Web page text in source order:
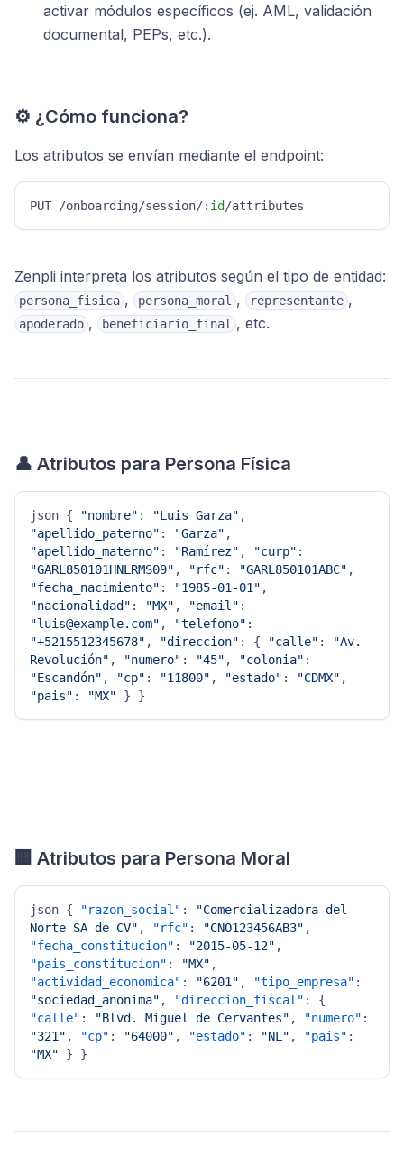
activar módulos específicos (ej. AML, validación
documental, PEPs, etc.).
⚙️ ¿Cómo funciona?
Los atributos se envían mediante el endpoint:
PUT /onboarding/session/: id /attributes
Zenpli interpreta los atributos según el tipo de entidad:
persona_fisica , persona_moral , representante ,
apoderado , beneficiario_final , etc.
👤 Atributos para Persona Física
json { "nombre" : "Luis Garza"
"apellido_paterno" : "Garza"
"apellido_materno" : "Ramírez" , "curp"
"GARL850101HNLRMS09" , "rfc" : "GARL850101ABC"
"fecha_nacimiento" : "1985-01-01"
"nacionalidad" : "MX" , "email"
"luis@example.com" , "telefono"
"+5215512345678" , "direccion" : { "calle" :
"Av.
Revolución" , "numero" : "45" , "colonia"
"Escandón" , "cp" : "11800" , "estado" : "CDMX"
"pais" : "MX" } }
🏢 Atributos para Persona Moral
json { "razon_social" :
"Comercializadora del
Norte SA de CV" , "rfc" : "CNO123456AB3" ,
"fecha_constitucion" : "2015-05-12" ,
"pais_constitucion" : "MX" ,
"actividad_economica" : "6201" , "tipo_empresa" :
"sociedad_anonima" , "direccion_fiscal" :
{
"calle" : "Blvd. Miguel de Cervantes" , "numero" :
"321" , "cp" : "64000" , "estado" : "NL" , "pais" :
"MX"
} }